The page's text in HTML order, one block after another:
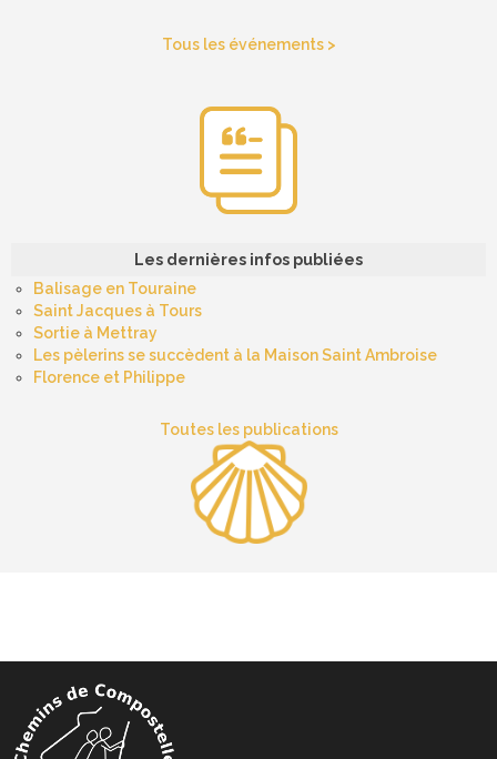
Tous les événements >
Les dernières infos publiées
Balisage en Touraine
Saint Jacques à Tours
Sortie à Mettray
Les pèlerins se succèdent à la Maison Saint Ambroise
Florence et Philippe
Toutes les publications